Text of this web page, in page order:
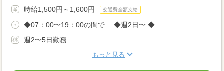
時給1,500円～1,600円 交通費全額支給
◆07：00〜19：00の間で… ◆週2日〜 ◆...
週2〜5日勤務
もっと見る